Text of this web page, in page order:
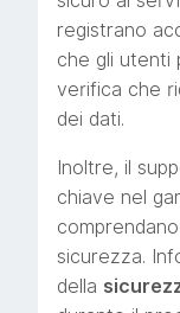
registrano
che gli utenti
verifica che
dei dati.
Inoltre, il
chiave nel
sicurezza.
della